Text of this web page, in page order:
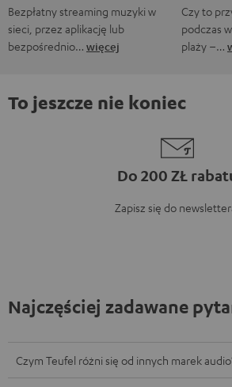
Bezpłatny streaming muzyki w
sieci, przez aplikację lub
bezpośrednio… więcej
Czy to
podczas
plaży –…
To jeszcze nie koniec
Do 200 ZŁ
Zapisz się do
Najczęściej zadawane
Czym Teufel różni się od innych marek